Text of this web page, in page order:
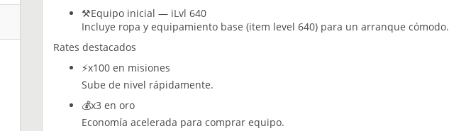
⚒️Equipo inicial — iLvl 640
Incluye ropa y equipamiento base (item level 640) para un arranque cómodo.
Rates destacados
⚡x100 en misiones
Sube de nivel rápidamente.
💰x3 en oro
Economía acelerada para comprar equipo.